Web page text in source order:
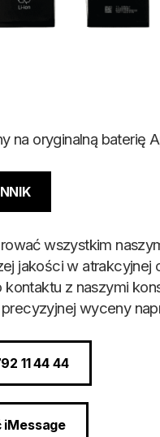
na oryginalną baterię
wszystkim
jakości w atrakcyjnej
z naszymi
wyceny
11 44 44
iMessage